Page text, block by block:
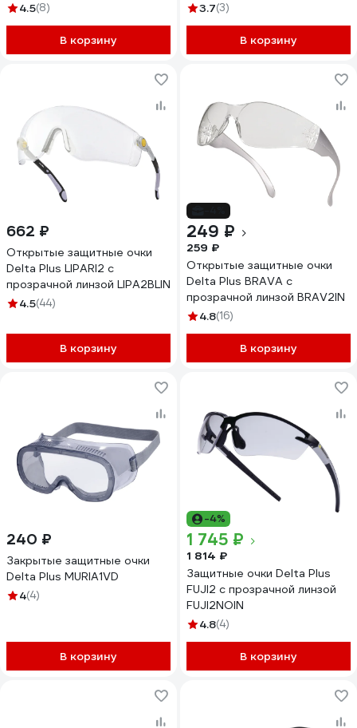
4.5(8)
В корзину
3.7(3)
В корзину
662 ₽
Открытые защитные очки
Delta Plus LIPARI2 с
прозрачной линзой LIPA2BLIN
4.5(44)
В корзину
249 ₽
259 ₽
Открытые защитные очки
Delta Plus BRAVA с
прозрачной линзой BRAV2IN
4.8(16)
В корзину
240 ₽
Закрытые защитные очки
Delta Plus MURIA1VD
4(4)
В корзину
-4%
1 745 ₽
1 814 ₽
Защитные очки Delta Plus
FUJI2 с прозрачной линзой
FUJI2NOIN
4.8(4)
В корзину